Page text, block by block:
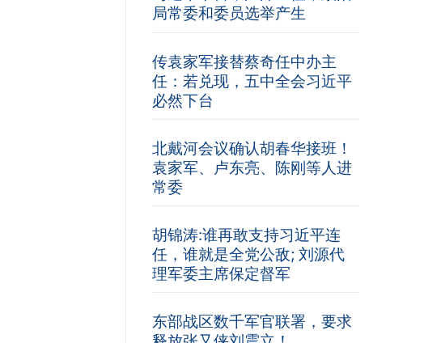
局常委和委员选举产生
传袁家军接替蔡奇任中办主
任：若兑现，五中全会习近平
必然下台
北戴河会议确认胡春华接班！
袁家军、卢东亮、陈刚等人进
常委
胡锦涛:谁再敢支持习近平连
任，谁就是全党公敌; 刘源代
理军委主席保定督军
东部战区数千军官联署，要求